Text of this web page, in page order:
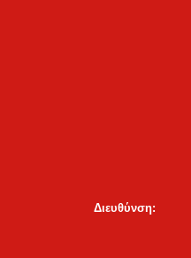
Διευθύνση: